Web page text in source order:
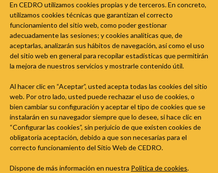
Política de cookies
Sigue a Aula do Dereito de Autor nas redes sociais
En CEDRO utilizamos cookies propias y de terceros. En concreto,
utilizamos cookies técnicas que garantizan el correcto
funcionamiento del sitio web, como poder gestionar
adecuadamente las sesiones; y cookies analíticas que, de
aceptarlas, analizarán sus hábitos de navegación, así como el uso
del sitio web en general para recopilar estadísticas que permitirán
la mejora de nuestros servicios y mostrarle contenido útil.
Al hacer clic en “Aceptar”, usted acepta todas las cookies del sitio
web. Por otro lado, usted puede rechazar el uso de cookies, o
bien cambiar su configuración y aceptar el tipo de cookies que se
instalarán en su navegador siempre que lo desee, si hace clic en
“Configurar las cookies”, sin perjuicio de que existen cookies de
obligatoria aceptación, debido a que son necesarias para el
correcto funcionamiento del Sitio Web de CEDRO.
Dispone de más información en nuestra Política de cookies.